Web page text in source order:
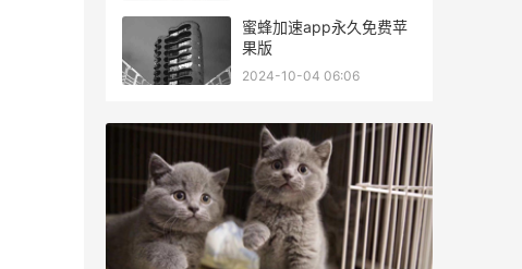
蜜蜂加速app永久免费苹
果版
2024-10-04 06:06